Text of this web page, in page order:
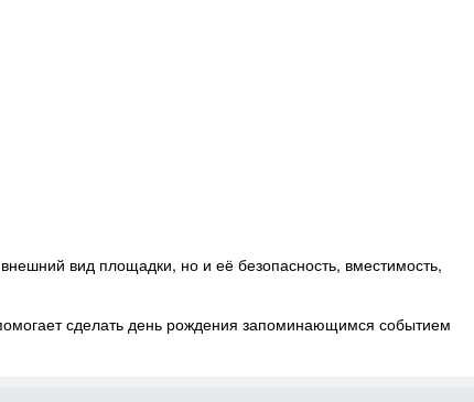
вид площадки, но и её безопасность, вместимость,
сделать день рождения запоминающимся событием